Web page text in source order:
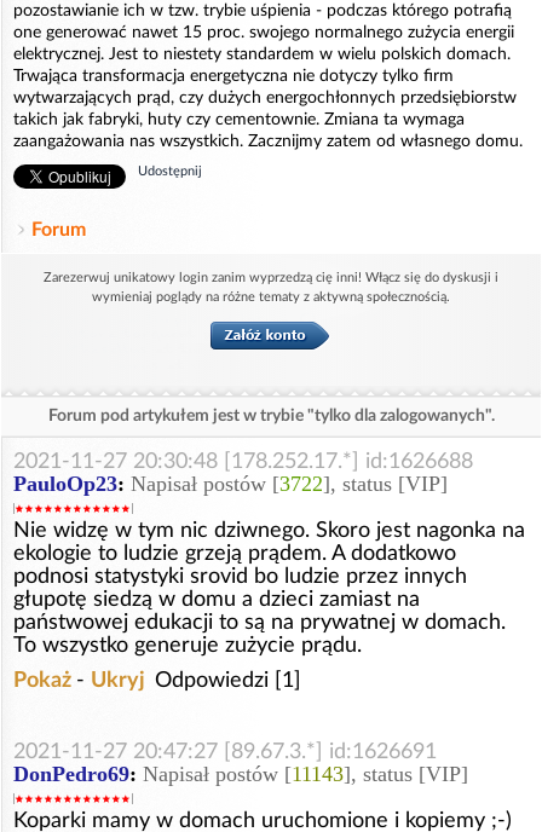
pozostawianie ich w tzw. trybie uśpienia - podczas którego potrafią
one generować nawet 15 proc. swojego normalnego zużycia energii
elektrycznej. Jest to niestety standardem w wielu polskich domach.
Trwająca transformacja energetyczna nie dotyczy tylko firm
wytwarzających prąd, czy dużych energochłonnych przedsiębiorstw
takich jak fabryki, huty czy cementownie. Zmiana ta wymaga
zaangażowania nas wszystkich. Zacznijmy zatem od własnego domu.
Udostępnij
Forum
Zarezerwuj unikatowy login zanim wyprzedzą cię inni! Włącz się do dyskusji i
wymieniaj poglądy na różne tematy z aktywną społecznością.
Forum pod artykułem jest w trybie "tylko dla zalogowanych".
2021-11-27 20:30:48 [178.252.17.*] id:1626688
PauloOp23: Napisał postów [3722], status [VIP]
Nie widzę w tym nic dziwnego. Skoro jest nagonka na
ekologie to ludzie grzeją prądem. A dodatkowo
podnosi statystyki srovid bo ludzie przez innych
głupotę siedzą w domu a dzieci zamiast na
państwowej edukacji to są na prywatnej w domach.
To wszystko generuje zużycie prądu.
Pokaż - Ukryj Odpowiedzi [1]
2021-11-27 20:47:27 [89.67.3.*] id:1626691
DonPedro69: Napisał postów [11143], status [VIP]
Koparki mamy w domach uruchomione i kopiemy ;-)